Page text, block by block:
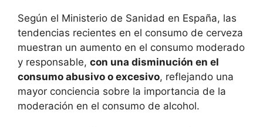
Según el Ministerio de Sanidad en España, las
tendencias recientes en el consumo de cerveza
muestran un aumento en el consumo moderado
y responsable, con una disminución en el
consumo abusivo o excesivo, reflejando una
mayor conciencia sobre la importancia de la
moderación en el consumo de alcohol.